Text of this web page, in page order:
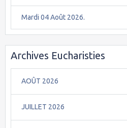
Mardi 04 Août 2026.
Archives Eucharisties
AOÛT 2026
JUILLET 2026